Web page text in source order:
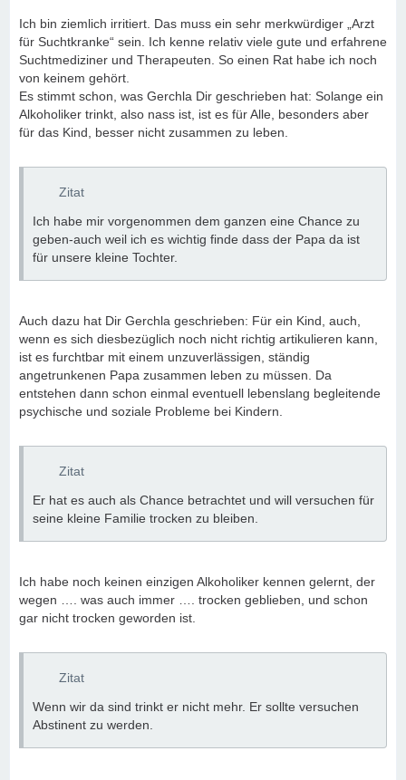
Ich bin ziemlich irritiert. Das muss ein sehr merkwürdiger „Arzt
für Suchtkranke“ sein. Ich kenne relativ viele gute und erfahrene
Suchtmediziner und Therapeuten. So einen Rat habe ich noch
von keinem gehört.
Es stimmt schon, was Gerchla Dir geschrieben hat: Solange ein
Alkoholiker trinkt, also nass ist, ist es für Alle, besonders aber
für das Kind, besser nicht zusammen zu leben.
Zitat
Ich habe mir vorgenommen dem ganzen eine Chance zu
geben-auch weil ich es wichtig finde dass der Papa da ist
für unsere kleine Tochter.
Auch dazu hat Dir Gerchla geschrieben: Für ein Kind, auch,
wenn es sich diesbezüglich noch nicht richtig artikulieren kann,
ist es furchtbar mit einem unzuverlässigen, ständig
angetrunkenen Papa zusammen leben zu müssen. Da
entstehen dann schon einmal eventuell lebenslang begleitende
psychische und soziale Probleme bei Kindern.
Zitat
Er hat es auch als Chance betrachtet und will versuchen für
seine kleine Familie trocken zu bleiben.
Ich habe noch keinen einzigen Alkoholiker kennen gelernt, der
wegen …. was auch immer …. trocken geblieben, und schon
gar nicht trocken geworden ist.
Zitat
Wenn wir da sind trinkt er nicht mehr. Er sollte versuchen
Abstinent zu werden.